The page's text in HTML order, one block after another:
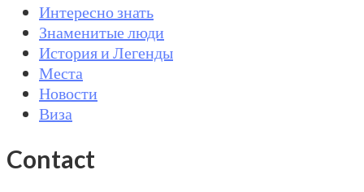
Интересно знать
Знаменитые люди
История и Легенды
Места
Новости
Виза
Contact